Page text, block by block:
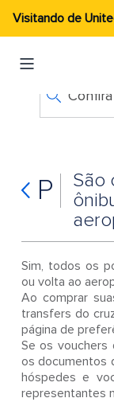
Visitando de
P
São
Sim, todos os
ou volta ao
Ao comprar
transfers do
página de
Se os
os documentos
hóspedes e
representantes